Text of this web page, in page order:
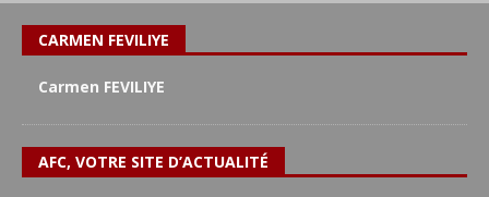
CARMEN FEVILIYE
Carmen FEVILIYE
AFC, VOTRE SITE D’ACTUALITÉ